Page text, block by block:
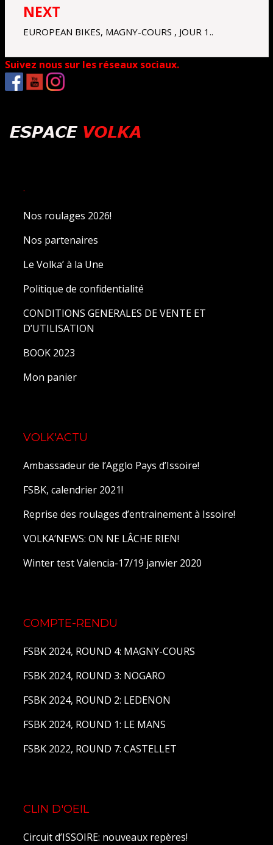
NEXT
EUROPEAN BIKES, MAGNY-COURS , JOUR 1..
Suivez nous sur les réseaux sociaux.
.
Nos roulages 2026!
Nos partenaires
Le Volka’ à la Une
Politique de confidentialité
CONDITIONS GENERALES DE VENTE ET
D’UTILISATION
BOOK 2023
Mon panier
VOLK'ACTU
Ambassadeur de l’Agglo Pays d’Issoire!
FSBK, calendrier 2021!
Reprise des roulages d’entrainement à Issoire!
VOLKA’NEWS: ON NE LÂCHE RIEN!
Winter test Valencia-17/19 janvier 2020
COMPTE-RENDU
FSBK 2024, ROUND 4: MAGNY-COURS
FSBK 2024, ROUND 3: NOGARO
FSBK 2024, ROUND 2: LEDENON
FSBK 2024, ROUND 1: LE MANS
FSBK 2022, ROUND 7: CASTELLET
CLIN D'OEIL
Circuit d’ISSOIRE: nouveaux repères!